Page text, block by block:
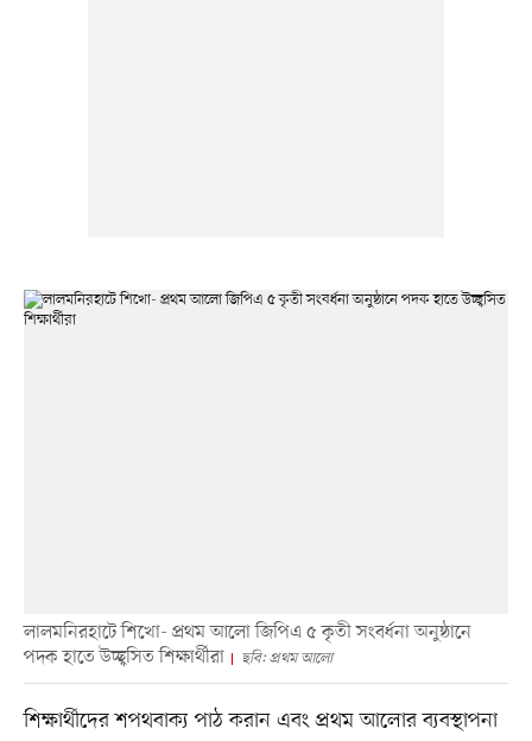
লালমনিরহাটে শিখো- প্রথম আলো জিপিএ ৫ কৃতী সংবর্ধনা অনুষ্ঠানে
পদক হাতে উচ্ছ্বসিত শিক্ষার্থীরা
ছবি: প্রথম আলো
শিক্ষার্থীদের শপথবাক্য পাঠ করান এবং প্রথম আলোর ব্যবস্থাপনা